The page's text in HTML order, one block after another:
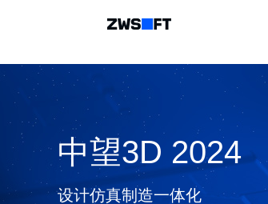
中望3D 2024
设计仿真制造一体化